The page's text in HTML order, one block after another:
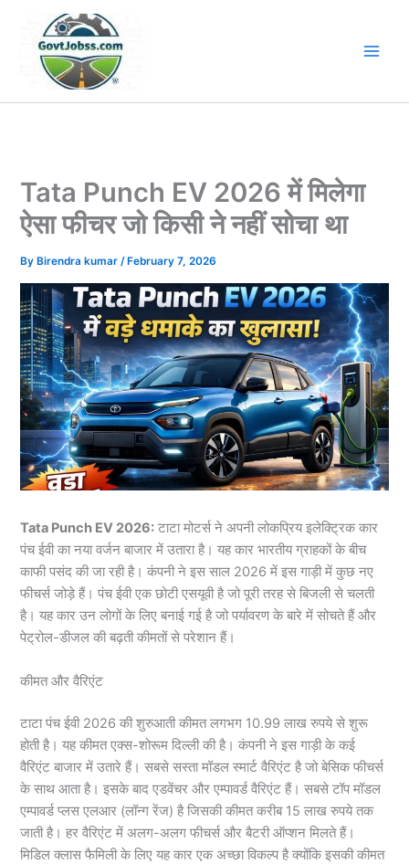
content
Tata Punch EV 2026 में मिलेगा
ऐसा फीचर जो किसी ने नहीं सोचा था
By Birendra kumar/ February 7, 2026
Tata Punch EV 2026: टाटा मोटर्स ने अपनी लोकप्रिय इलेक्ट्रिक कार
पंच ईवी का नया वर्जन बाजार में उतारा है। यह कार भारतीय ग्राहकों के बीच
काफी पसंद की जा रही है। कंपनी ने इस साल 2026 में इस गाड़ी में कुछ नए
फीचर्स जोड़े हैं। पंच ईवी एक छोटी एसयूवी है जो पूरी तरह से बिजली से चलती
है। यह कार उन लोगों के लिए बनाई गई है जो पर्यावरण के बारे में सोचते हैं और
पेट्रोल-डीजल की बढ़ती कीमतों से परेशान हैं।
कीमत और वैरिएंट
टाटा पंच ईवी 2026 की शुरुआती कीमत लगभग 10.99 लाख रुपये से शुरू
होती है। यह कीमत एक्स-शोरूम दिल्ली की है। कंपनी ने इस गाड़ी के कई
वैरिएंट बाजार में उतारे हैं। सबसे सस्ता मॉडल स्मार्ट वैरिएंट है जो बेसिक फीचर्स
के साथ आता है। इसके बाद एडवेंचर और एम्पावर्ड वैरिएंट हैं। सबसे टॉप मॉडल
एम्पावर्ड प्लस एलआर (लॉन्ग रेंज) है जिसकी कीमत करीब 15 लाख रुपये तक
जाती है। हर वैरिएंट में अलग-अलग फीचर्स और बैटरी ऑप्शन मिलते हैं।
मिडिल क्लास फैमिली के लिए यह कार एक अच्छा विकल्प है क्योंकि इसकी कीमत